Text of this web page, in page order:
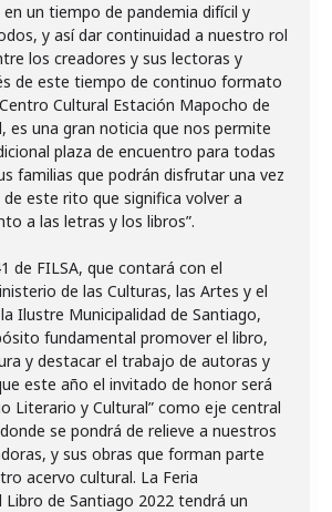
un tiempo de pandemia difícil y
y así dar continuidad a nuestro rol
los creadores y sus lectoras y
de este tiempo de continuo formato
Cultural Estación Mapocho de
es una gran noticia que nos permite
plaza de encuentro para todas
familias que podrán disfrutar una vez
este rito que significa volver a
a las letras y los libros”.
de FILSA, que contará con el
de las Culturas, las Artes y el
Ilustre Municipalidad de Santiago,
fundamental promover el libro,
y destacar el trabajo de autoras y
este año el invitado de honor será
Literario y Cultural” como eje central
se pondrá de relieve a nuestros
y sus obras que forman parte
acervo cultural. La Feria
de Santiago 2022 tendrá un